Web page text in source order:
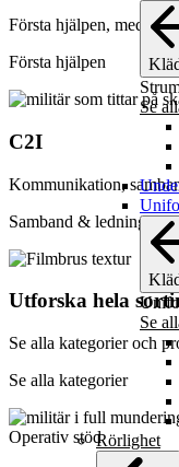
Se
Se
Rörlighet
Första hjälpen,
Första hjälpen
C2I
Kommunikation,
Samband & ledning
Utforska hela
Se alla kategorier och
Se alla kategorier
Operativ stöd